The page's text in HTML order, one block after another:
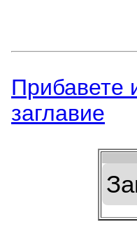
Прибавете
заглавиe